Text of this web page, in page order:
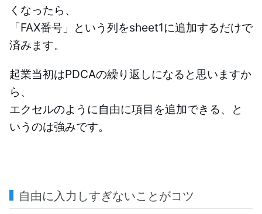
くなったら、
「FAX番号」という列をsheet1に追加するだけで
済みます。
起業当初はPDCAの繰り返しになると思いますか
ら、
エクセルのように自由に項目を追加できる、と
いうのは強みです。
自由に入力しすぎないことがコツ